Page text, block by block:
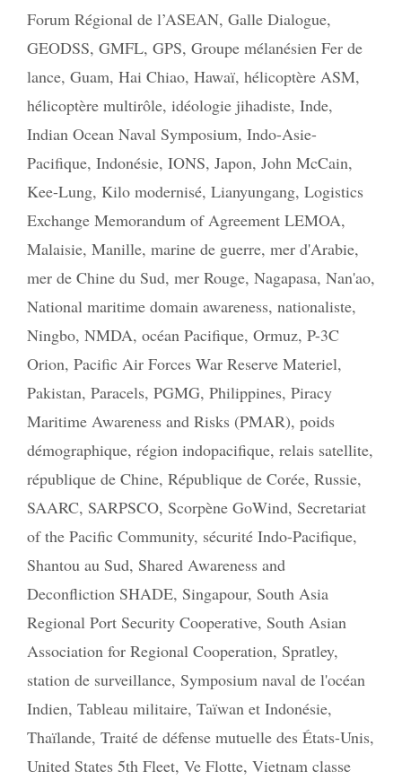
Forum Régional de l’ASEAN, Galle Dialogue,
GEODSS, GMFL, GPS, Groupe mélanésien Fer de
lance, Guam, Hai Chiao, Hawaï, hélicoptère ASM,
hélicoptère multirôle, idéologie jihadiste, Inde,
Indian Ocean Naval Symposium, Indo-Asie-
Pacifique, Indonésie, IONS, Japon, John McCain,
Kee-Lung, Kilo modernisé, Lianyungang, Logistics
Exchange Memorandum of Agreement LEMOA,
Malaisie, Manille, marine de guerre, mer d'Arabie,
mer de Chine du Sud, mer Rouge, Nagapasa, Nan'ao,
National maritime domain awareness, nationaliste,
Ningbo, NMDA, océan Pacifique, Ormuz, P-3C
Orion, Pacific Air Forces War Reserve Materiel,
Pakistan, Paracels, PGMG, Philippines, Piracy
Maritime Awareness and Risks (PMAR), poids
démographique, région indopacifique, relais satellite,
république de Chine, République de Corée, Russie,
SAARC, SARPSCO, Scorpène GoWind, Secretariat
of the Pacific Community, sécurité Indo-Pacifique,
Shantou au Sud, Shared Awareness and
Deconfliction SHADE, Singapour, South Asia
Regional Port Security Cooperative, South Asian
Association for Regional Cooperation, Spratley,
station de surveillance, Symposium naval de l'océan
Indien, Tableau militaire, Taïwan et Indonésie,
Thaïlande, Traité de défense mutuelle des États-Unis,
United States 5th Fleet, Ve Flotte, Vietnam classe